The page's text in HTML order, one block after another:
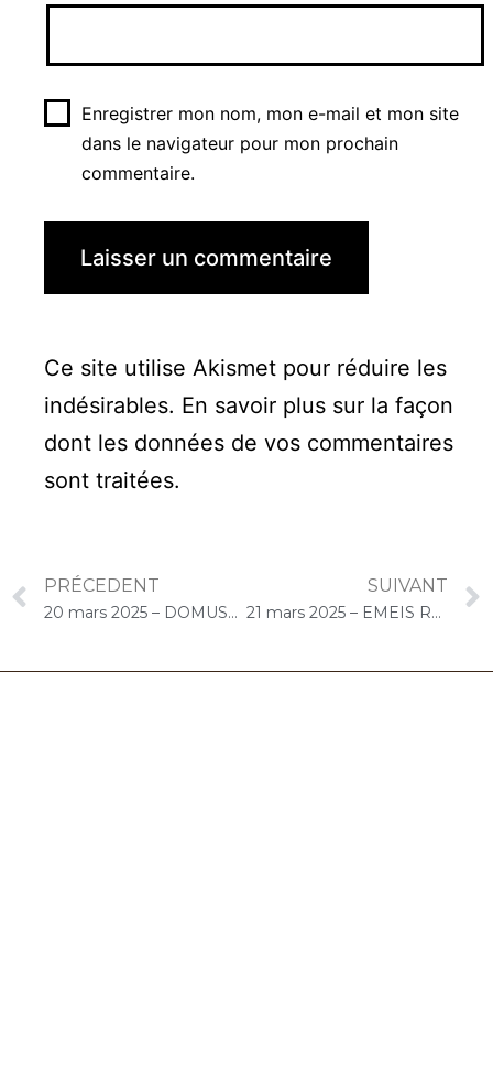
Enregistrer mon nom, mon e-mail et mon site
dans le navigateur pour mon prochain
commentaire.
Ce site utilise Akismet pour réduire les
indésirables. En savoir plus sur la façon
dont les données de vos commentaires
sont traitées.
PRÉCEDENT
20 mars 2025 – DOMUSVI Granger (Draveil) : Atelier « Musique et bien-être, relaxation et détente au son du violoncelle »
SUIVANT
21 mars 2025 – EMEIS René Legros (Dourdan) : Concert « Cello Solo »